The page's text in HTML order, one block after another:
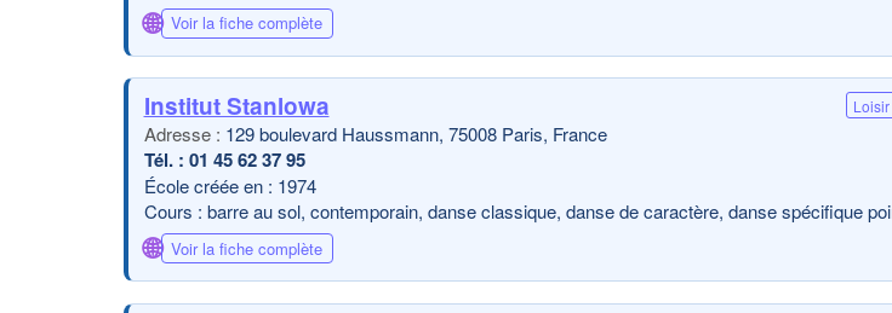
🌐 Voir la fiche complète
Institut Stanlowa Loisir
129 boulevard Haussmann, 75008 Paris, France
01 45 62 37 95
École créée en : 1974
Cours : barre au sol, contemporain, danse classique, danse de caractère, danse spécifique
🌐 Voir la fiche complète